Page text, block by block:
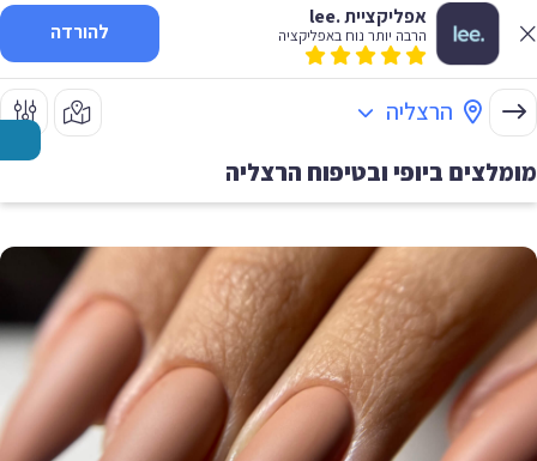
אפליקציית .lee
הרבה יותר נוח באפליקציה להורדה
הרצליה
מומלצים ביופי ובטיפוח הרצליה